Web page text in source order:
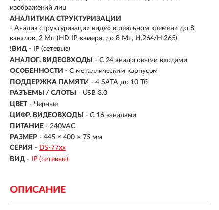
изображений лиц
АНАЛИТИКА СТРУКТУРИЗАЦИИ
- Анализ структуризации видео в реальном времени до 8
каналов, 2 Мп (HD IP-камера, до 8 Мп, H.264/H.265)
!ВИД - IP (сетевые)
АНАЛОГ. ВИДЕОВХОДЫ
- С 24 аналоговыми входами
ОСОБЕННОСТИ - С металлическим корпусом
ПОДДЕРЖКА ПАМЯТИ - 4 SATA до 10 Тб
РАЗЪЕМЫ / СЛОТЫ
- USB 3.0
ЦВЕТ - Черные
ЦИФР. ВИДЕОВХОДЫ
- С 16 каналами
ПИТАНИЕ - 240VAC
РАЗМЕР - 445 × 400 × 75 мм
СЕРИЯ - DS-77хх
ВИД - IP (сетевые)
ОПИСАНИЕ